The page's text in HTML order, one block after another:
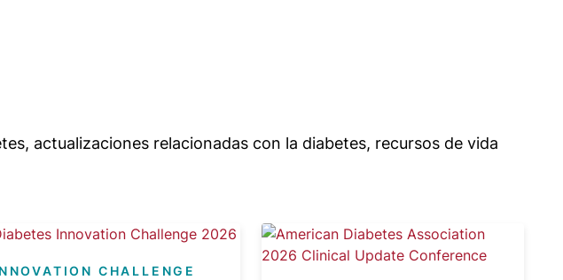
actualizaciones relacionadas con la diabetes, recursos de vida
CHALLENGE​
Image